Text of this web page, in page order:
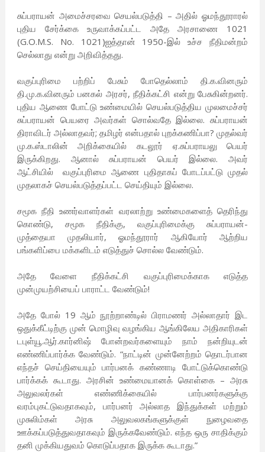
சுப்பராயன் அமைச்சரவை செயல்படுத்தி – அதில் ஓமந்தூராரல்
புதிய சேர்க்கை உருவாக்கப்பட்ட அதே அரசாணை 1021
(G.O.M.S. No. 1021)ஐத்தான் 1950-இல் உச்ச நீதிமன்றம்
செல்லாது என்று அறிவித்தது.
வகுப்புரிமை பற்றிப் பேசும் போதெல்லாம் தி.க.வினரும்
தி.மு.க.வினரும் பனகல் அரசர், நீதிக்கட்சி என்று பேசுகின்றனர்.
புதிய ஆணை போட்டு உண்மையில் செயல்படுத்திய முலமைச்சர்
சுப்பராயன் பெயரை அவர்கள் சொல்வதே இல்லை. சுப்பராயன்
திராவிடர் அல்லாதவர்; தமிழர் என்பதால் புறக்கணிப்பா? முதல்வர்
மு.க.ஸ்டாலின் அறிக்கையில் கடலூர் ஏ.சுப்பராயலு பெயர்
இருக்கிறது. ஆனால் சுப்பராயன் பெயர் இல்லை. அவர்
ஆட்சியில் வகுப்புரிமை ஆணை புதிதாகப் போடப்பட்டு முதல்
முதலாகச் செயல்படுத்தப்பட்ட செய்தியும் இல்லை.
சமூக நீதி உணர்வாளர்கள் வரலாற்று உண்மைகளைத் தெரிந்து
கொண்டு, சமூக நீதிக்கு, வகுப்புரிமைக்கு சுப்பராயன்-
முத்தையா முதலியார், ஓமந்தூரார் ஆகியோர் ஆற்றிய
பங்களிப்பை மக்களிடம் எடுத்துச் சொல்ல வேண்டும்.
அதே வேளை நீதிக்கட்சி வகுப்புரிமைக்காக எடுத்த
முன்முயற்சியைப் பாராட்ட வேண்டும்!
அதே போல் 19 ஆம் நூற்றாண்டில் பிராமணர் அல்லாதார் இட
ஒதுக்கீட்டிற்கு முன் மொழிவு வழங்கிய ஆங்கிலேய அதிகாரிகள்
டபுள்யூ.ஆர்.கார்னிஷ் போன்றவர்களையும் நாம் நன்றியுடன்
எண்ணிப்பார்க்க வேண்டும். “நாட்டின் முன்னேற்றம் தொடர்பான
எந்தச் செய்தியையும் பார்பனக் கண்ணாடி போட்டுக்கொண்டு
பார்க்கக் கூடாது. அரசின் உண்மையானக் கொள்கை – அரசு
அலுவலர்கள் எண்ணிக்கையில் பார்பனர்களுக்கு
வரம்புகட்டுவதாகவும், பார்பனர் அல்லாத இந்துக்கள் மற்றும்
முசுலிம்கள் அரசு அலுவலகங்களுக்குள் நுழைவதை
ஊக்கப்படுத்துவதாகவும் இருக்கவேண்டும். எந்த ஒரு சாதிக்கும்
தனி முக்கியதுவம் கொடுப்பதாக இருக்க கூடாது.”